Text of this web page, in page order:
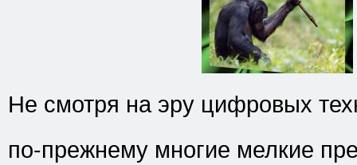
Не смотря на эру цифровых
по-прежнему многие мелкие